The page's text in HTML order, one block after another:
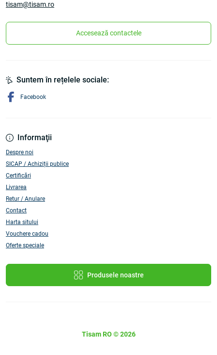
tisam@tisam.ro
Accesează contactele
Informaţii
Despre noi
SICAP / Achiziții publice
Certificări
Livrarea
Retur / Anulare
Contact
Harta sitului
Vouchere cadou
Oferte speciale
Produsele noastre
Suntem în rețelele sociale:
Facebook
Tisam RO © 2026